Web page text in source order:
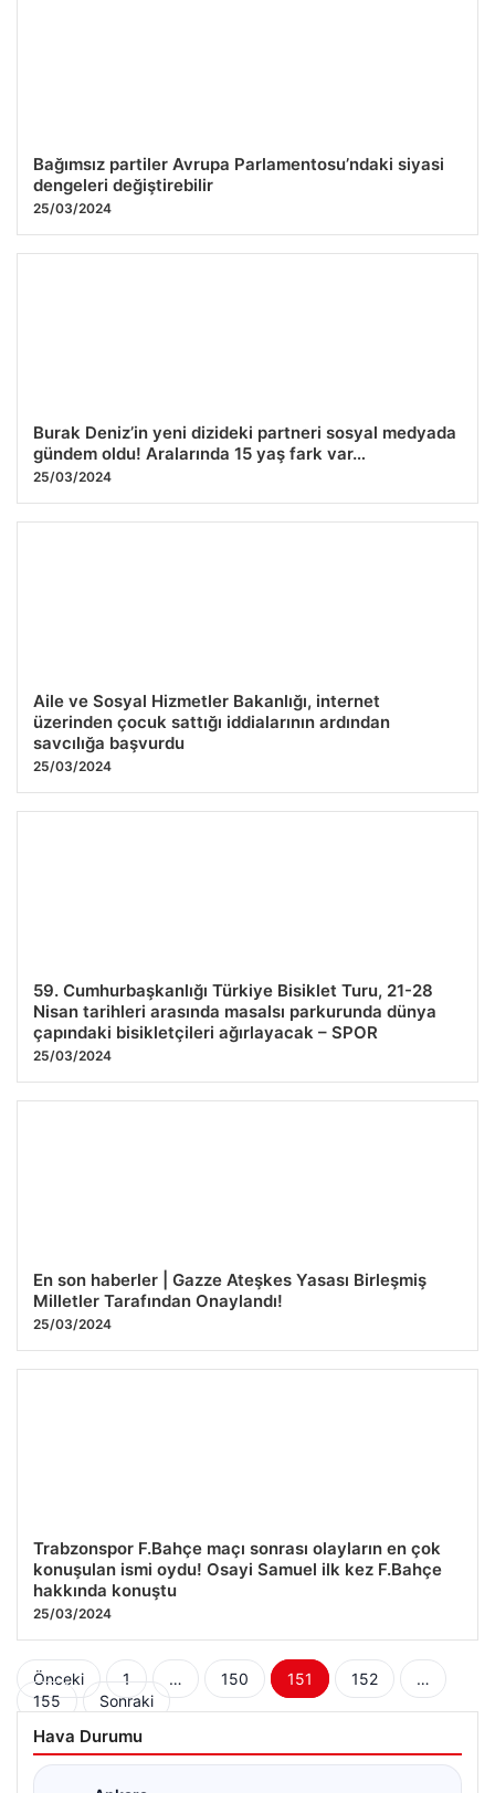
Bağımsız partiler Avrupa Parlamentosu’ndaki siyasi
dengeleri değiştirebilir
25/03/2024
Burak Deniz’in yeni dizideki partneri sosyal medyada
gündem oldu! Aralarında 15 yaş fark var…
25/03/2024
Aile ve Sosyal Hizmetler Bakanlığı, internet
üzerinden çocuk sattığı iddialarının ardından
savcılığa başvurdu
25/03/2024
59. Cumhurbaşkanlığı Türkiye Bisiklet Turu, 21-28
Nisan tarihleri ​​arasında masalsı parkurunda dünya
çapındaki bisikletçileri ağırlayacak – SPOR
25/03/2024
En son haberler | Gazze Ateşkes Yasası Birleşmiş
Milletler Tarafından Onaylandı!
25/03/2024
Trabzonspor F.Bahçe maçı sonrası olayların en çok
konuşulan ismi oydu! Osayi Samuel ilk kez F.Bahçe
hakkında konuştu
25/03/2024
Yazı
sayfalaması
Önceki 1 … 150 151 152
…
155
Sonraki
Hava Durumu